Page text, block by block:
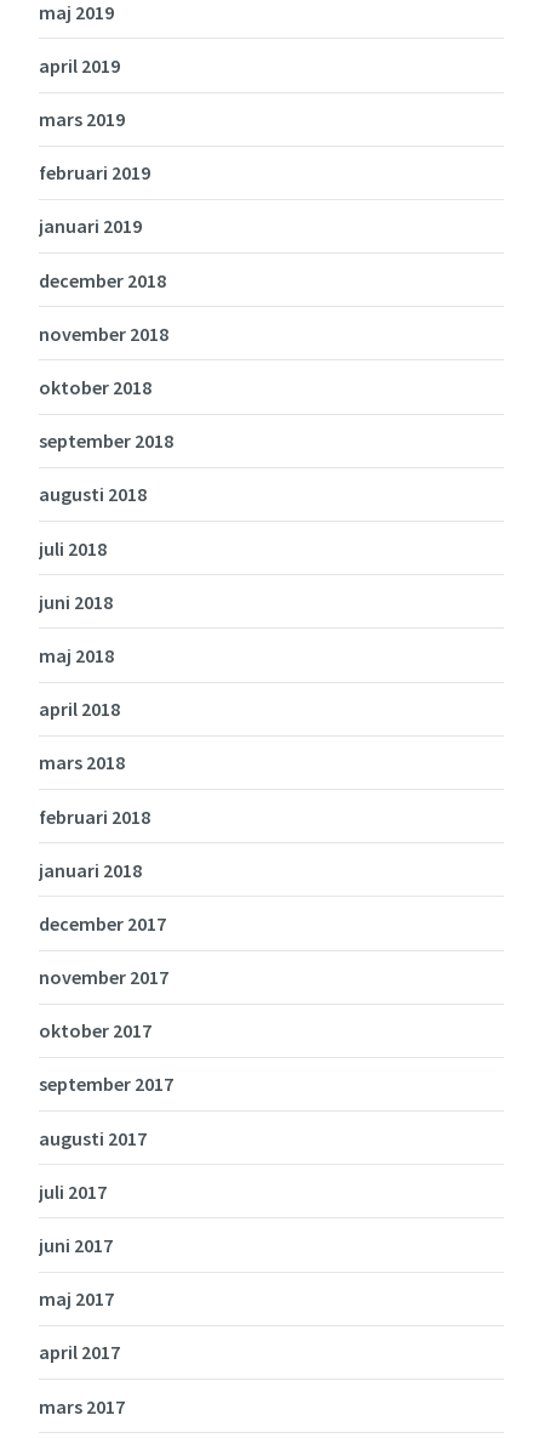
maj 2019
april 2019
mars 2019
februari 2019
januari 2019
december 2018
november 2018
oktober 2018
september 2018
augusti 2018
juli 2018
juni 2018
maj 2018
april 2018
mars 2018
februari 2018
januari 2018
december 2017
november 2017
oktober 2017
september 2017
augusti 2017
juli 2017
juni 2017
maj 2017
april 2017
mars 2017